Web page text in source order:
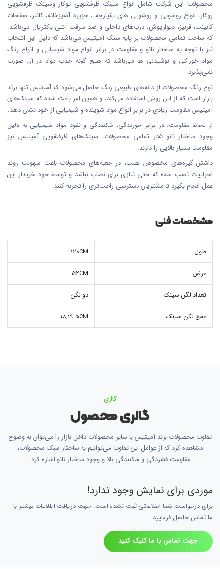
محصولات این شرکت شامل انواع سینک ظرفشویی توکار وسینک ظرفشویی
روکار، انواع روشویی و روشویی های یکپارچه ، جزیره آشپزخانه، کانتر، صفحات
کابینت، قرنیز، دیوارپوش، درب‌های داخلی و ضد سرقت آنتی باکتریال می‌باشد.
که ساخت تمامی محصولات بر پایه سنگ آمیتیس می‌باشد که دلیل این انتخاب
نیز با توجه به ساختار نانو و مقاومت در برابر انواع مواد شیمیایی و انواع رنگ
مواد خوراکی و نوشیدنی ها می‌باشد که هیچ گونه جذب مواد در آن صورت
نمی‌پذیرد.
نوع رنگ محصولات از دانه‌های طبیعی رنگ حاصل می‌شود که آمیتیس تنها برند
بازار است که از این روش استفاده می‌کند، و همین امر باعث شده که سینک‌های
آمیتیس مقاومت زیادی در برابر انواع مواد شوینده و شیمیایی از خود نشان دهد.
از لحاظ مقاومت، در برابر خورندگی، شکنندگی و نفوذ مواد شیمیایی به دلیل
وجود ساختار نانو 5در تمامی محصولات، سینک‌های ظرفشویی آمیتیس نیز
مقاومت بسیار بالایی را دارند.
داشتن گیره‌های مخصوص نصب، در جعبه‌های محصولات باعث سهولت روند
اجراییات نصب شده که حتی نیازی برای نصاب نباشد و توسط خود خریدار این
عمل انجام بگیرد تا مشتریان دسترسی راحت‌تری را تجربه کنند.
مشخصات فنی
طول 120CM
عرض 52CM
تعداد لگن سینک دو لگن
عمق لگن سینک 18,19.5CM
گالری
گالری محصول
تفاوت محصولات برند آمیتیس با سایر محصولات داخل بازار را می‌توان به وضوح
مشاهده کرد که از عوامل این تفاوت می‌توانیم به ساختار سبک محصولات،
مقاومت فشردگی و شکنندگی بالا و وجود ساختار نانو اشاره کرد.
موردی برای نمایش وجود ندارد!
برای درخواست شما اطلاعاتی ثبت نشده است. جهت دریافت اطلاعات بیشتر با
ما تماس حاصل فرمایید.
جهت تماس با ما کلیک کنید